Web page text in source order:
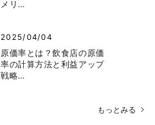
メリ…
2025/04/04
原価率とは？飲食店の原価
率の計算方法と利益アップ
戦略…
もっとみる